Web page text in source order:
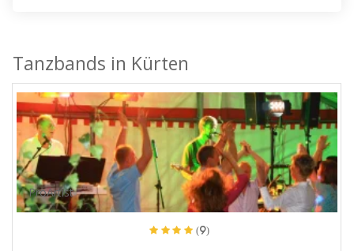
Tanzbands in Kürten
ProArtist
(9)